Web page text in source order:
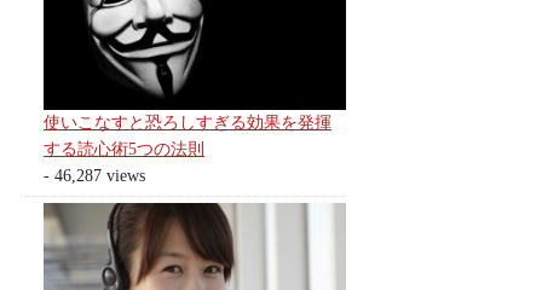
使いこなすと恐ろしすぎる効果を発揮
する読心術5つの法則
- 46,287 views